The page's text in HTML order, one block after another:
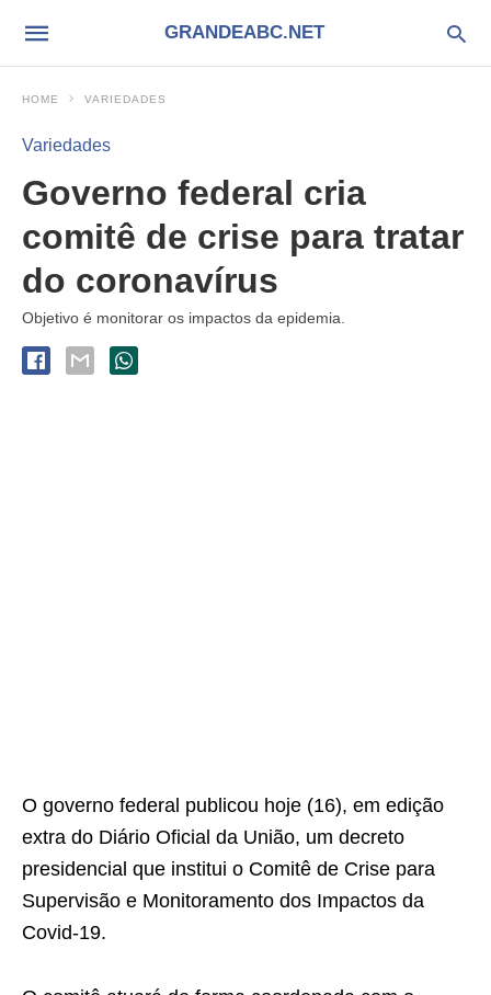
GRANDEABC.NET
HOME VARIEDADES
Variedades
Governo federal cria
comitê de crise para tratar
do coronavírus
Objetivo é monitorar os impactos da epidemia.
O governo federal publicou hoje (16), em edição
extra do Diário Oficial da União, um decreto
presidencial que institui o Comitê de Crise para
Supervisão e Monitoramento dos Impactos da
Covid-19.